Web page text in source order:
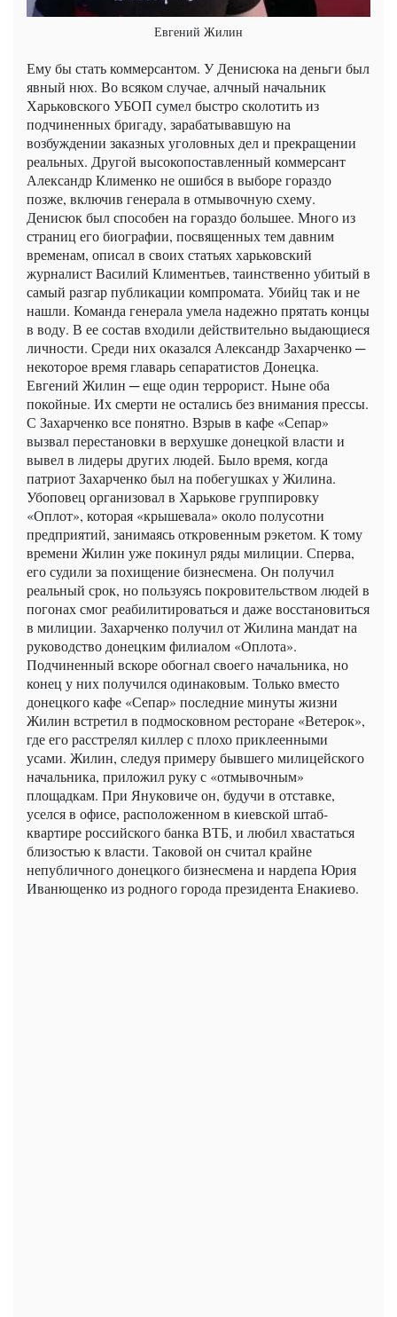
Евгений Жилин
Ему бы стать коммерсантом. У Денисюка на деньги был
явный нюх. Во всяком случае, алчный начальник
Харьковского УБОП сумел быстро сколотить из
подчиненных бригаду, зарабатывавшую на
возбуждении заказных уголовных дел и прекращении
реальных. Другой высокопоставленный коммерсант
Александр Клименко не ошибся в выборе гораздо
позже, включив генерала в отмывочную схему.
Денисюк был способен на гораздо большее. Много из
страниц его биографии, посвященных тем давним
временам, описал в своих статьях харьковский
журналист Василий Климентьев, таинственно убитый в
самый разгар публикации компромата. Убийц так и не
нашли. Команда генерала умела надежно прятать концы
в воду. В ее состав входили действительно выдающиеся
личности. Среди них оказался Александр Захарченко ─
некоторое время главарь сепаратистов Донецка.
Евгений Жилин ─ еще один террорист. Ныне оба
покойные. Их смерти не остались без внимания прессы.
С Захарченко все понятно. Взрыв в кафе «Сепар»
вызвал перестановки в верхушке донецкой власти и
вывел в лидеры других людей. Было время, когда
патриот Захарченко был на побегушках у Жилина.
Убоповец организовал в Харькове группировку
«Оплот», которая «крышевала» около полусотни
предприятий, занимаясь откровенным рэкетом. К тому
времени Жилин уже покинул ряды милиции. Сперва,
его судили за похищение бизнесмена. Он получил
реальный срок, но пользуясь покровительством людей в
погонах смог реабилитироваться и даже восстановиться
в милиции. Захарченко получил от Жилина мандат на
руководство донецким филиалом «Оплота».
Подчиненный вскоре обогнал своего начальника, но
конец у них получился одинаковым. Только вместо
донецкого кафе «Сепар» последние минуты жизни
Жилин встретил в подмосковном ресторане «Ветерок»,
где его расстрелял киллер с плохо приклеенными
усами. Жилин, следуя примеру бывшего милицейского
начальника, приложил руку с «отмывочным»
площадкам. При Януковиче он, будучи в отставке,
уселся в офисе, расположенном в киевской штаб-
квартире российского банка ВТБ, и любил хвастаться
близостью к власти. Таковой он считал крайне
непубличного донецкого бизнесмена и нардепа Юрия
Иванющенко из родного города президента Енакиево.